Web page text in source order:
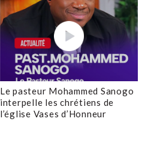
Le pasteur Mohammed Sanogo
interpelle les chrétiens de
l’église Vases d’Honneur